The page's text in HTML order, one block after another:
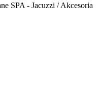
SPA - Jacuzzi / Akcesoria